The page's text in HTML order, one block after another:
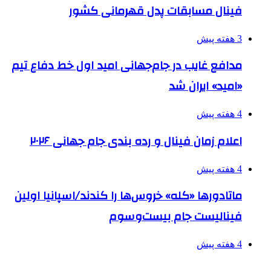
فینال مسابقات پدل قهرمانی کشور
3 هفته پیش
مدافع غایب در جام‌جهانی امید اول خط دفاع تیم
«امید» ایران شد
4 هفته پیش
اعلام زمان فینال و رده بندی جام جهانی ۲۰۲۶
4 هفته پیش
ماتادورها «کله» خروس‌ها را کندند/اسپانیا اولین
فینالیست جام بیست‌وسوم
4 هفته پیش